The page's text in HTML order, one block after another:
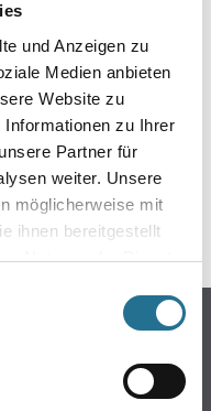
und Anzeigen zu
Medien anbieten
Website zu
zu Ihrer
Partner für
weiter. Unsere
möglicherweise mit
ihnen bereitgestellt
Nutzung der Dienste
an der Lösung und
möglich beheben.
unseren Online-Shop
SHOP